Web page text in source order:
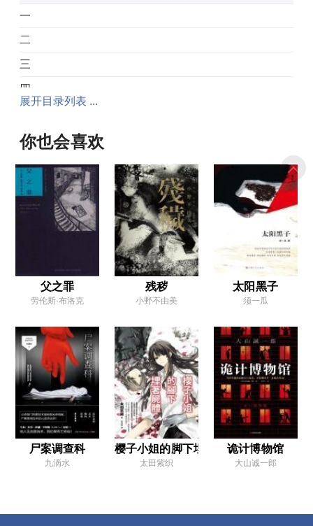
一
二
三
四
六
八
第三章 乌鸦
五
第四章 黑色梦幻
一
二
三
四
展开目录列表 ...
你也会喜欢
父之罪
劳伦斯·布洛克
残秽
小野不由美
太阳黑子
须一瓜
尸案调查科
九滴水
樱子小姐的脚下埋着尸体1
太田紫织
诡计博物馆
大山诚一郎